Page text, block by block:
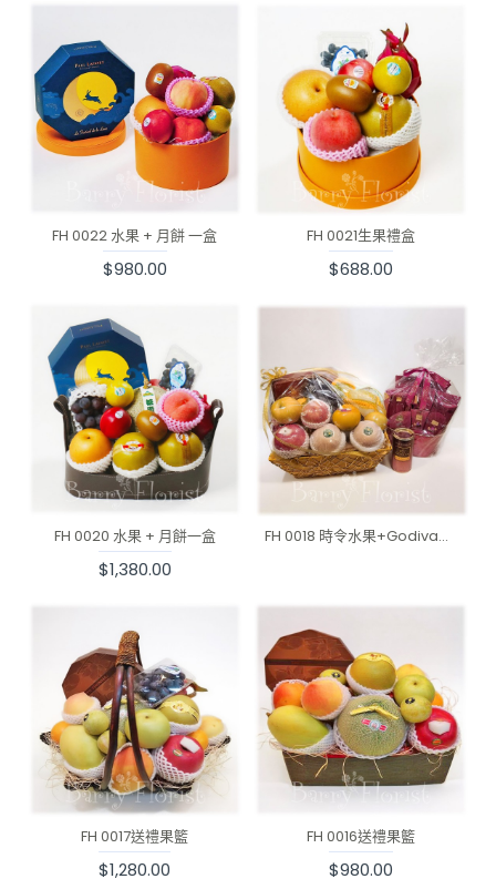
FH 0022 水果 + 月餅 一盒
$980.00
FH 0021生果禮盒
$688.00
FH 0020 水果 + 月餅一盒
$1,380.00
FH 0018 時令水果+Godiva朱古力
FH 0017送禮果籃
$1,280.00
FH 0016送禮果籃
$980.00